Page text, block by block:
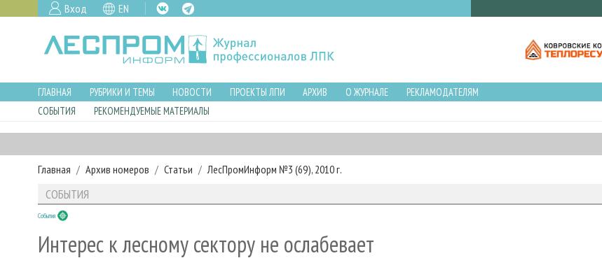
Вход EN
ГЛАВНАЯ РУБРИКИ И ТЕМЫ НОВОСТИ ПРОЕКТЫ ЛПИ АРХИВ О ЖУРНАЛЕ
РЕКЛАМОДАТЕЛЯМ
СОБЫТИЯ
РЕКОМЕНДУЕМЫЕ МАТЕРИАЛЫ
Главная Архив номеров Статьи ЛесПромИнформ №3 (69), 2010 г.
СОБЫТИЯ
События
Интерес к лесному сектору не ослабевает